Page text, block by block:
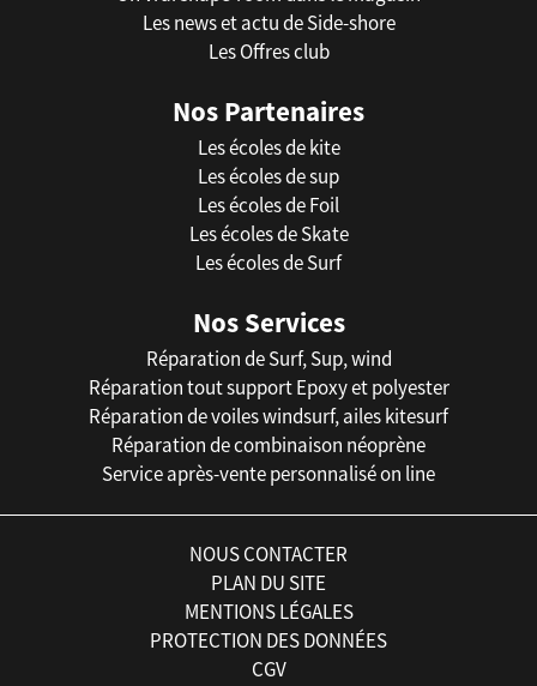
Les news et actu de Side-shore
Les Offres club
Nos Partenaires
Les écoles de kite
Les écoles de sup
Les écoles de Foil
Les écoles de Skate
Les écoles de Surf
Nos Services
Réparation de Surf, Sup, wind
Réparation tout support Epoxy et polyester
Réparation de voiles windsurf, ailes kitesurf
Réparation de combinaison néoprène
Service après-vente personnalisé on line
NOUS CONTACTER
PLAN DU SITE
MENTIONS LÉGALES
PROTECTION DES DONNÉES
CGV